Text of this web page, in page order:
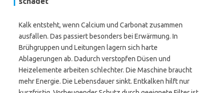
Kalk entsteht, wenn Calcium und Carbonat zusammen
ausfallen. Das passiert besonders bei Erwärmung. In
Brühgruppen und Leitungen lagern sich harte
Ablagerungen ab. Dadurch verstopfen Düsen und
Heizelemente arbeiten schlechter. Die Maschine braucht
mehr Energie. Die Lebensdauer sinkt. Entkalken hilft nur